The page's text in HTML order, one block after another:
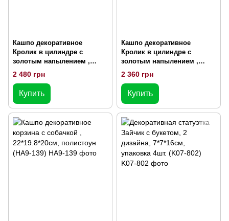
Кашпо декоративное
Кролик в цилиндре с
золотым напылением ,
19*18*29.5см, полистоун(419-
2 480 грн
Купить
Кашпо декоративное
Кролик в цилиндре с
золотым напылением ,
19*18*29.5см, полистоун(419-
2 360 грн
Купить